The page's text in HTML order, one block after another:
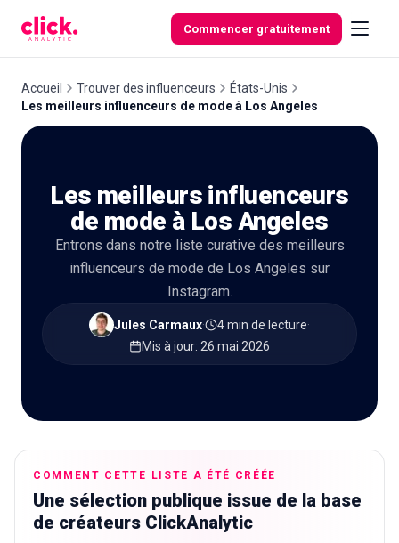
Commencer gratuitement
Outils
gratuits
🇫🇷FR
Accueil Trouver des influenceurs
États-Unis
Les meilleurs influenceurs de mode à Los Angeles
Les meilleurs influenceurs
de mode à Los Angeles
Entrons dans notre liste curative des meilleurs
influenceurs de mode de Los Angeles sur
Instagram.
Jules Carmaux· 4 min de lecture·
Mis à jour: 26 mai 2026
COMMENT CETTE LISTE A ÉTÉ CRÉÉE
Une sélection publique issue de la base
de créateurs ClickAnalytic